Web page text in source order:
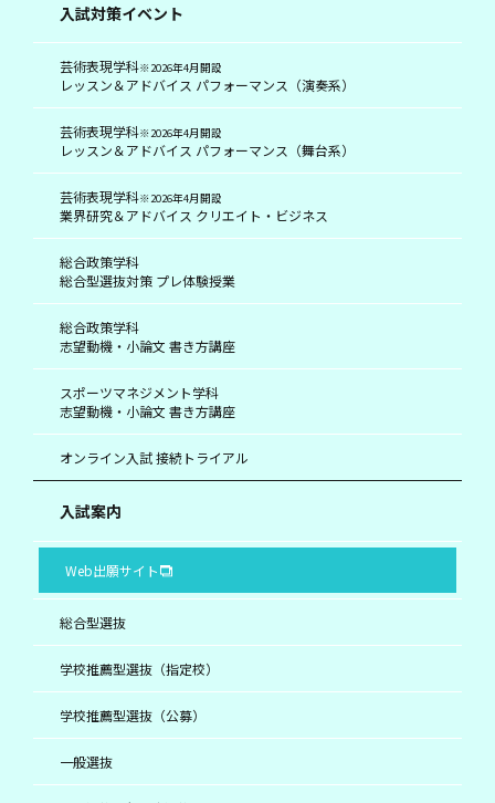
入試対策イベント
芸術表現学科※2026年4月開設
レッスン＆アドバイス パフォーマンス（演奏系）
芸術表現学科※2026年4月開設
レッスン＆アドバイス パフォーマンス（舞台系）
芸術表現学科※2026年4月開設
業界研究＆アドバイス クリエイト・ビジネス
総合政策学科
総合型選抜対策 プレ体験授業
総合政策学科
志望動機・小論文 書き方講座
スポーツマネジメント学科
志望動機・小論文 書き方講座
オンライン入試 接続トライアル
入試案内
Web出願サイト
総合型選抜
学校推薦型選抜（指定校）
学校推薦型選抜（公募）
一般選抜